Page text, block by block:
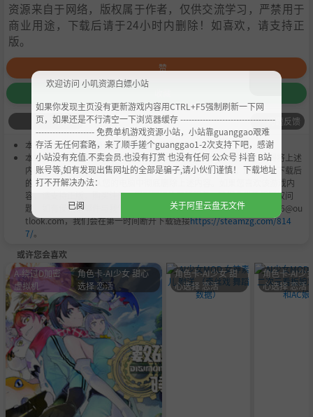
资源来自于网络，版权属于作者，仅供交流学习，严禁用于
商业用途，下载后请于24小时内删除！如喜欢，请支持正
版。
赞
问题反馈
本作品是由小叽资源 会员Chobits's 搬运作品.
本站提供的资源转载自国内外各大媒体和网络，仅供试玩体验；不得将上述
内容用于商业或者非法用途，否则，一切后果请用户自负。您必须在下载后
的24个小时之内，从您的电脑中彻底删除上述内容。如果您喜欢该游戏内
容，请支持正版，购买注册，得到更好的正版服务。我们非常重视版权问
题，如有侵权请邮件与我们联系处理。敬请谅解！E-mail：acgbns666@ou
tlook.com，我们会在第一时间断开下载链接https://steamzg.com/814
7/。
或许您会喜欢
A-绕过D加密
虚拟机
角色卡-AI少女 甜心
选择 恋活
角色卡-AI少女 甜
心选择 恋活
角色卡-AI少
心选择 恋活
欢迎访问 小叽资源白嫖小站
如果你发现主页没有更新游戏内容用CTRL+F5强制刷新一下网
页，如果还是不行清空一下浏览器缓存 ----------------------------------
--------------------- 免费单机游戏资源小站，小站靠guanggao艰难
存活 无任何套路，来了顺手搓个guanggao1-2次支持下吧，感谢
小站没有充值.不卖会员.也没有打赏 也没有任何 公众号 抖音 B站
账号等,如有发现出售网址的全部是骗子,请小伙们谨慎！ 下载地址
打不开解决办法：
已阅
关于阿里云盘无文件